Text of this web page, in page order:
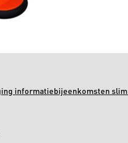
informatiebijeenkomsten